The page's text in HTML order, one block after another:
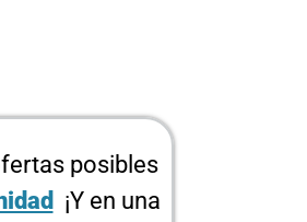
posibles
¡Y en una